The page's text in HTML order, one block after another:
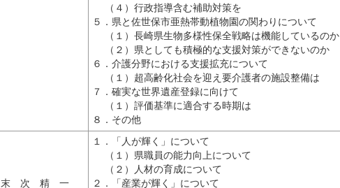
（４）行政指導含む補助対策を
５．県と佐世保市亜熱帯動植物園の関わりについて
（１）長崎県生物多様性保全戦略は機能しているのか
（２）県としても積極的な支援対策ができないのか
６．介護分野における支援拡充について
（１）超高齢化社会を迎え要介護者の施設整備は
７．確実な世界遺産登録に向けて
（１）評価基準に適合する時期は
８．その他
末 次 精 一
１．「人が輝く」について
（１）県職員の能力向上について
（２）人材の育成について
２．「産業が輝く」について